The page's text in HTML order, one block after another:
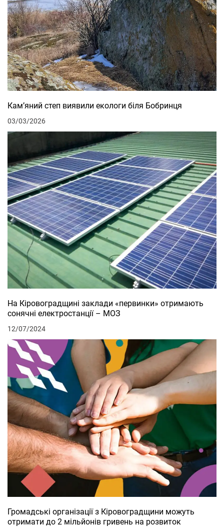
Кам’яний степ виявили екологи біля Бобринця
03/03/2026
На Кіровоградщині заклади «первинки» отримають
сонячні електростанції – МОЗ
12/07/2024
Громадські організації з Кіровоградщини можуть
отримати до 2 мільйонів гривень на розвиток